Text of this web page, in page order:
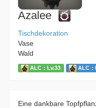
Azalee
Tischdekoration
Vase
Wald
ALC：Lv.33 ALC：
Eine dankbare